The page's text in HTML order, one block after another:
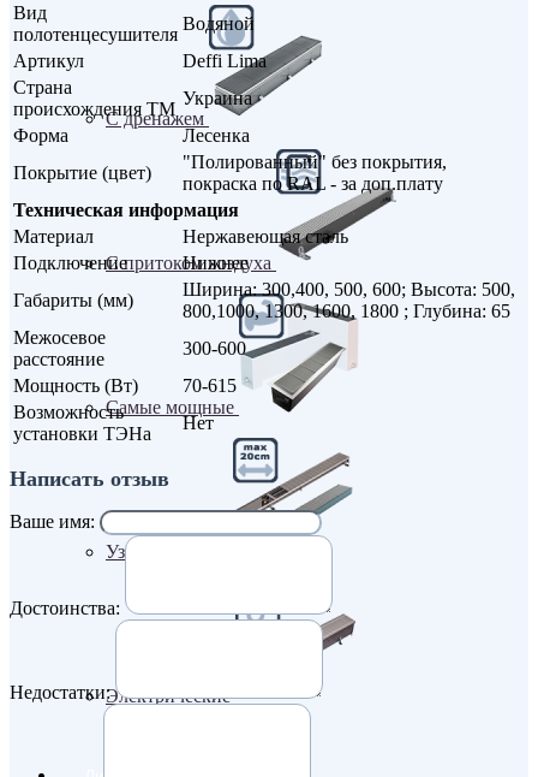
С дренажем
С притоком воздуха
Самые мощные
Узкие (200 мм)
Электрические
Вид
полотенцесушителя
Водяной
Артикул
Deffi Lima
Страна
происхождения ТМ
Украина
Форма
Лесенка
Покрытие (цвет)
"Полированный" без покрытия,
покраска по RAL - за доп.плату
Техническая информация
Материал
Нержавеющая сталь
Подключение
Нижнее
Габариты (мм)
Ширина: 300,400, 500, 600; Высота: 500,
800,1000, 1300, 1600, 1800 ; Глубина: 65
Межосевое
расстояние
300-600
Мощность (Вт)
70-615
Возможность
установки ТЭНа
Нет
Написать отзыв
Ваше имя:
Достоинства:
Недостатки: